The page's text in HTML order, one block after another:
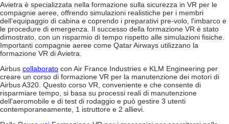
Avietra è specializzata nella formazione sulla sicurezza in VR per le
compagnie aeree, offrendo simulazioni realistiche per i membri
dell'equipaggio di cabina e coprendo i preparativi pre-volo, l'imbarco e
le procedure di emergenza. Il successo della formazione VR è stato
dimostrato, con un risparmio di tempo rispetto alle simulazioni fisiche.
Importanti compagnie aeree come Qatar Airways utilizzano la
formazione VR di Avietra.
Airbus collaborato con Air France Industries e KLM Engineering per
creare un corso di formazione VR per la manutenzione dei motori di
Airbus A320. Questo corso VR, conveniente e che consente di
risparmiare tempo, si basa su processi reali di manutenzione
dell'aeromobile e di test di rodaggio e può gestire 3 utenti
contemporaneamente, 1 istruttore e 2 allievi.